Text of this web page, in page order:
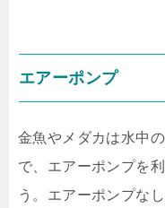
エアーポンプ
金魚やメダカは水中
で、エアーポンプを
う。エアーポンプな